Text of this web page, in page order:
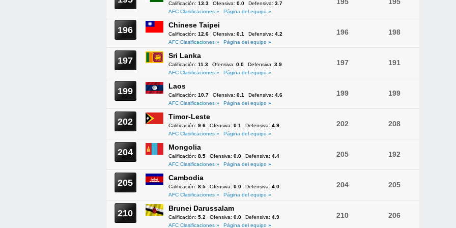
Calificación: 13.3 Ofensiva: 0.0 Defensiva: 3.7
AFC Clasificaciones »
Página del equipo »
196 Chinese Taipei
Calificación: 12.6 Ofensiva: 0.1 Defensiva: 4.2
AFC Clasificaciones »
Página del equipo »
196 198
197 Sri Lanka
Calificación: 11.3 Ofensiva: 0.0 Defensiva: 3.9
AFC Clasificaciones »
Página del equipo »
197 191
199 Laos
Calificación: 10.7 Ofensiva: 0.1 Defensiva: 4.6
AFC Clasificaciones »
Página del equipo »
199 199
202 Timor-Leste
Calificación: 9.6 Ofensiva: 0.1 Defensiva: 4.9
AFC Clasificaciones »
Página del equipo »
202 208
204 Mongolia
Calificación: 8.5 Ofensiva: 0.0 Defensiva: 4.4
AFC Clasificaciones »
Página del equipo »
205 192
205 Cambodia
Calificación: 8.5 Ofensiva: 0.0 Defensiva: 4.0
AFC Clasificaciones »
Página del equipo »
204 205
210 Brunei Darussalam
Calificación: 5.2 Ofensiva: 0.0 Defensiva: 4.9
AFC Clasificaciones »
Página del equipo »
210 206